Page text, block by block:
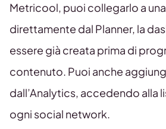
Metricool, puoi collegarlo a
direttamente dal Planner, la
essere già creata prima di
contenuto. Puoi anche
dall’Analytics, accedendo alla
ogni social network.